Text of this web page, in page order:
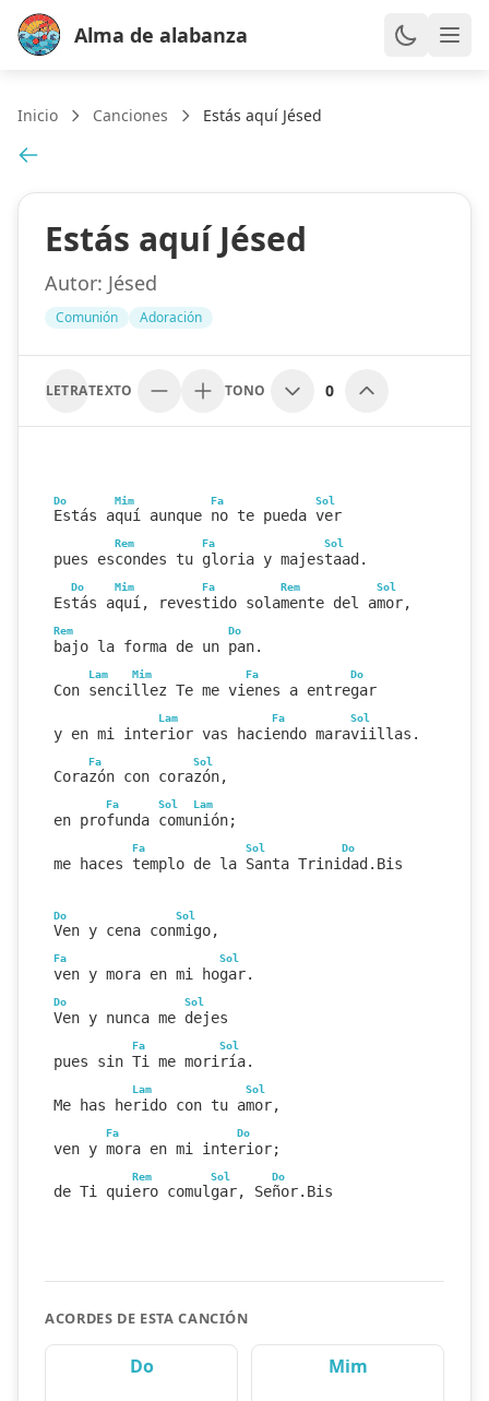
Alma de alabanza
Inicio Canciones Estás aquí Jésed
Estás aquí Jésed
Autor: Jésed
Comunión Adoración
LETRATEXTO TONO 0
Do Mim Fa Sol
Estás aquí aunque no te pueda ver
Rem Fa Sol
pues escondes tu gloria y majestaad.
Do Mim Fa Rem Sol
Estás aquí, revestido solamente del amor,
Rem Do
bajo la forma de un pan.
Lam Mim Fa Do
Con sencillez Te me vienes a entregar
Lam Fa Sol
y en mi interior vas haciendo maraviillas.
Fa Sol
Corazón con corazón,
Fa Sol Lam
en profunda comunión;
Fa Sol Do
me haces templo de la Santa Trinidad.Bis
Do Sol
Ven y cena conmigo,
Fa Sol
ven y mora en mi hogar.
Do Sol
Ven y nunca me dejes
Fa Sol
pues sin Ti me moriría.
Lam Sol
Me has herido con tu amor,
Fa Do
ven y mora en mi interior;
Rem Sol Do
de Ti quiero comulgar, Señor.Bis
ACORDES DE ESTA CANCIÓN
Do Mim